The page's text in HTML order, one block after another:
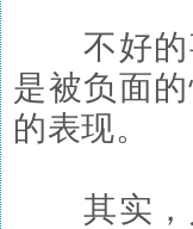
不好的事
是被负面
的表现。
其实，人